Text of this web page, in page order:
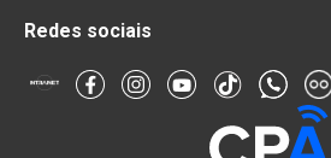
Redes sociais